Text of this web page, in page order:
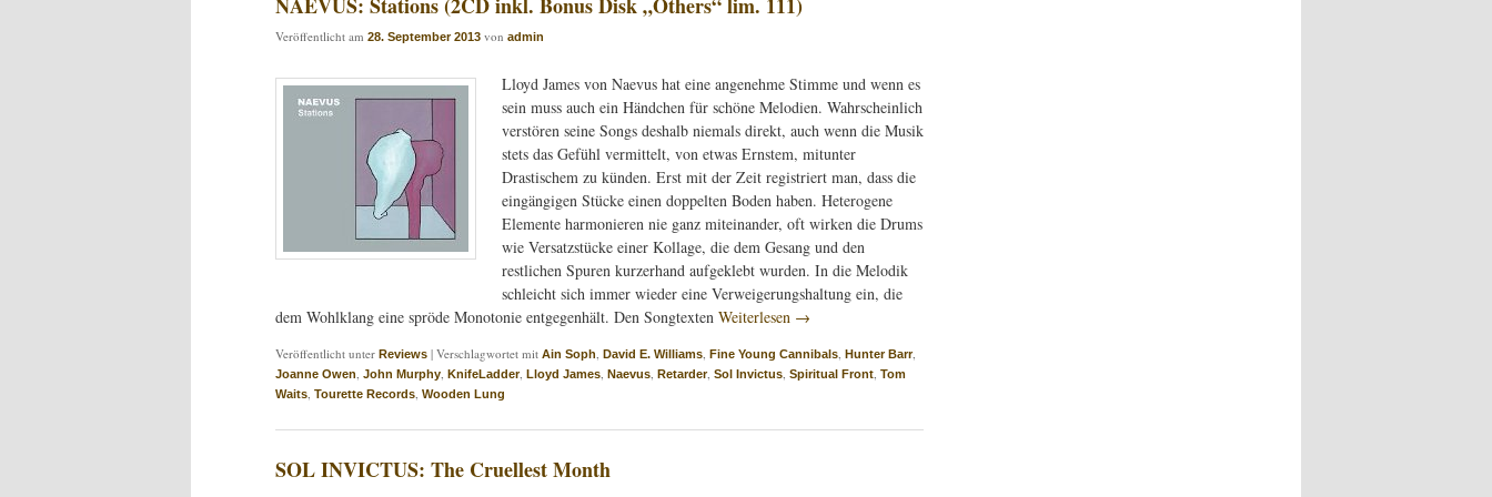
Veröffentlicht am 28. September 2013 von admin
Lloyd James von Naevus hat eine angenehme Stimme und wenn es
sein muss auch ein Händchen für schöne Melodien. Wahrscheinlich
verstören seine Songs deshalb niemals direkt, auch wenn die Musik
stets das Gefühl vermittelt, von etwas Ernstem, mitunter
Drastischem zu künden. Erst mit der Zeit registriert man, dass die
eingängigen Stücke einen doppelten Boden haben. Heterogene
Elemente harmonieren nie ganz miteinander, oft wirken die Drums
wie Versatzstücke einer Kollage, die dem Gesang und den
restlichen Spuren kurzerhand aufgeklebt wurden. In die Melodik
schleicht sich immer wieder eine Verweigerungshaltung ein, die
dem Wohlklang eine spröde Monotonie entgegenhält. Den Songtexten Weiterlesen →
Veröffentlicht unter Reviews | Verschlagwortet mit Ain Soph David E. Williams Fine Young Cannibals Hunter Barr,
Joanne Owen John Murphy KnifeLadder, Lloyd James Naevus Retarder, Sol Invictus Spiritual Front Tom
Waits Tourette Records Wooden Lung
SOL INVICTUS: The Cruellest Month